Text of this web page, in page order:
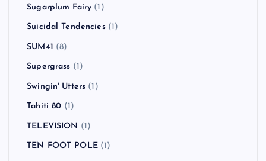
Sugarplum Fairy (1)
Suicidal Tendencies(1)
SUM41 (8)
Supergrass (1)
Swingin' Utters (1)
Tahiti 80 (1)
TELEVISION (1)
TEN FOOT POLE(1)